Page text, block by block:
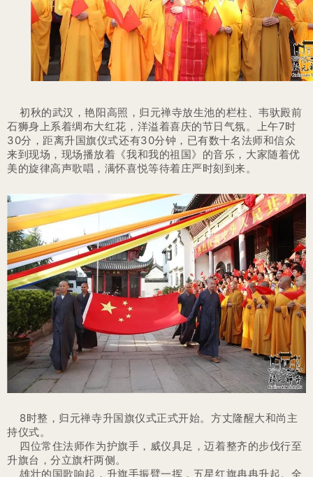
初秋的武汉，艳阳高照，归元禅寺放生池的栏柱、韦驮殿前
石狮身上系着绸布大红花，洋溢着喜庆的节日气氛。上午7时
30分，距离升国旗仪式还有30分钟，已有数十名法师和信众
来到现场，现场播放着《我和我的祖国》的音乐，大家随着优
美的旋律高声歌唱，满怀喜悦等待着庄严时刻到来。
8时整，归元禅寺升国旗仪式正式开始。方丈隆醒大和尚主
持仪式。
四位常住法师作为护旗手，威仪具足，迈着整齐的步伐行至
升旗台，分立旗杆两侧。
雄壮的国歌响起，升旗手振臂一挥，五星红旗冉冉升起。全